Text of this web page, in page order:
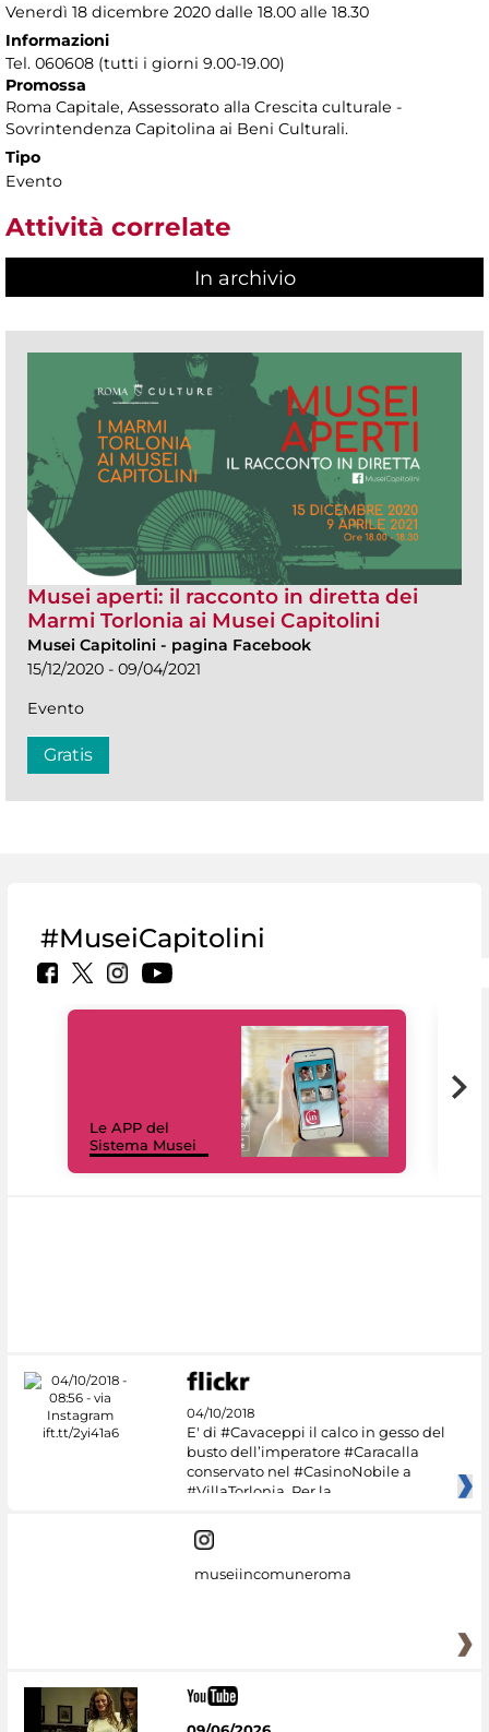
Venerdì 18 dicembre 2020 dalle 18.00 alle 18.30
Informazioni
Tel. 060608 (tutti i giorni 9.00-19.00)
Promossa
Roma Capitale, Assessorato alla Crescita culturale -
Sovrintendenza Capitolina ai Beni Culturali.
Tipo
Evento
Attività correlate
In archivio
Musei aperti: il racconto in diretta dei
Marmi Torlonia ai Musei Capitolini
Musei Capitolini - pagina Facebook
15/12/2020 - 09/04/2021
Evento
Gratis
#MuseiCapitolini
Le APP del
Sistema Musei
04/10/2018
E' di #Cavaceppi il calco in gesso del
busto dell’imperatore #Caracalla
conservato nel #CasinoNobile a
#VillaTorlonia. Per la
museiincomuneroma